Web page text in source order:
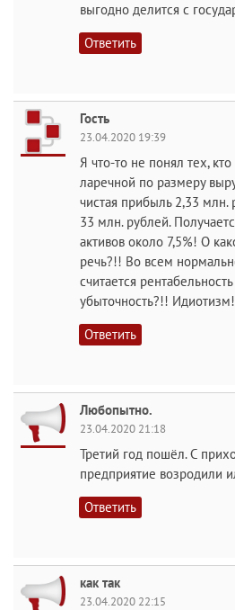
выгодно делится с
Ответить
Гость
23.04.2020 19:39
Я что-то не понял тех,
ларечной по размеру
чистая прибыль 2,33 млн.
33 млн. рублей.
активов около 7,5%! О
речь?!! Во всем
считается
убыточность?!!
Ответить
Любопытно.
23.04.2020 21:18
Третий год пошёл. С
предприятие возродили
Ответить
как так
23.04.2020 22:15